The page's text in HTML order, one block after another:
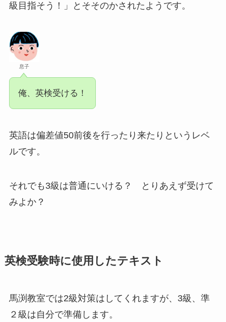
級目指そう！」とそそのかされたようです。
息子
俺、英検受ける！
英語は偏差値50前後を行ったり来たりというレベ
ルです。
それでも3級は普通にいける？ とりあえず受けて
みよか？
英検受験時に使用したテキスト
馬渕教室では2級対策はしてくれますが、3級、準
２級は自分で準備します。